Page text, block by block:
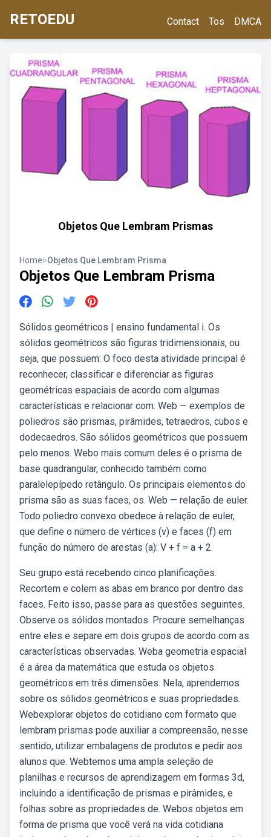
RETOEDU Contact Tos DMCA
Objetos Que Lembram Prismas
Home>Objetos Que Lembram Prisma
Objetos Que Lembram Prisma
Sólidos geométricos | ensino fundamental i. Os
sólidos geométricos são figuras tridimensionais, ou
seja, que possuem: O foco desta atividade principal é
reconhecer, classificar e diferenciar as figuras
geométricas espaciais de acordo com algumas
características e relacionar com. Web — exemplos de
poliedros são prismas, pirâmides, tetraedros, cubos e
dodecaedros. São sólidos geométricos que possuem
pelo menos. Webo mais comum deles é o prisma de
base quadrangular, conhecido também como
paralelepípedo retângulo. Os principais elementos do
prisma são as suas faces, os. Web — relação de euler.
Todo poliedro convexo obedece à relação de euler,
que define o número de vértices (v) e faces (f) em
função do número de arestas (a): V + f = a + 2.
Seu grupo está recebendo cinco planificações.
Recortem e colem as abas em branco por dentro das
faces. Feito isso, passe para as questões seguintes.
Observe os sólidos montados. Procure semelhanças
entre eles e separe em dois grupos de acordo com as
características observadas. Weba geometria espacial
é a área da matemática que estuda os objetos
geométricos em três dimensões. Nela, aprendemos
sobre os sólidos geométricos e suas propriedades.
Webexplorar objetos do cotidiano com formato que
lembram prismas pode auxiliar a compreensão, nesse
sentido, utilizar embalagens de produtos e pedir aos
alunos que. Webtemos uma ampla seleção de
planilhas e recursos de aprendizagem em formas 3d,
incluindo a identificação de prismas e pirâmides, e
folhas sobre as propriedades de. Webos objetos em
forma de prisma que você verá na vida cotidiana